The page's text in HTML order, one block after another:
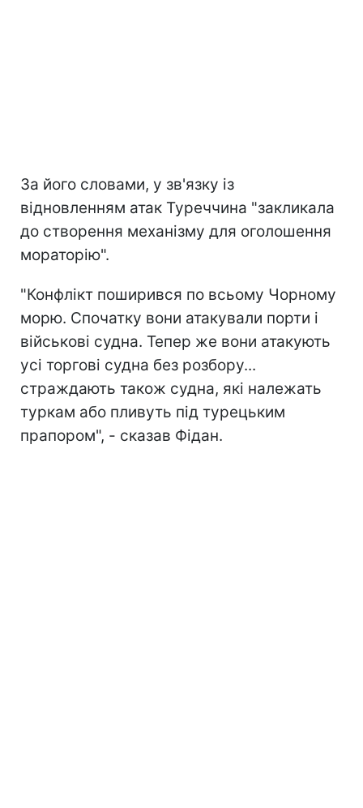
За його словами, у зв'язку із
відновленням атак Туреччина "закликала
до створення механізму для оголошення
мораторію".
"Конфлікт поширився по всьому Чорному
морю. Спочатку вони атакували порти і
військові судна. Тепер же вони атакують
усі торгові судна без розбору...
страждають також судна, які належать
туркам або пливуть під турецьким
прапором", - сказав Фідан.